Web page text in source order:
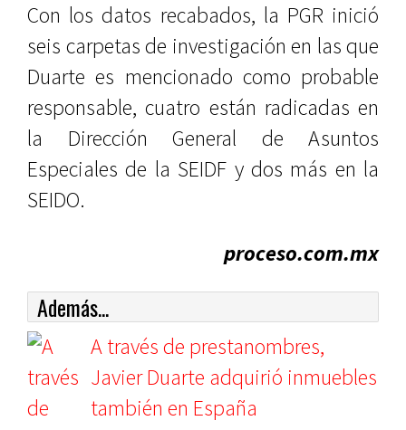
Con los datos recabados, la PGR inició
seis carpetas de investigación en las que
Duarte es mencionado como probable
responsable, cuatro están radicadas en
la Dirección General de Asuntos
Especiales de la SEIDF y dos más en la
SEIDO.
proceso.com.mx
Además...
A través de prestanombres,
Javier Duarte adquirió inmuebles
también en España